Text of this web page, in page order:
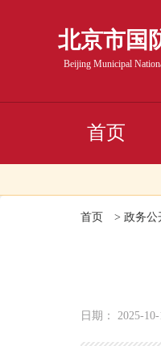
北京市国
Beijing Municipal
首页
首页 > 政务公
日期： 2025-